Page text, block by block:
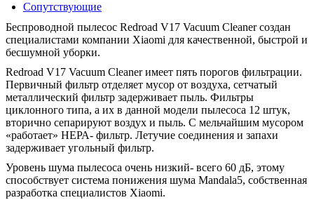
Сопутствующие
Беспроводной пылесос Redroad V17 Vacuum Cleaner создан
специалистами компании Xiaomi для качественной, быстрой и
бесшумной уборки.
Redroad V17 Vacuum Cleaner имеет пять порогов фильтрации.
Первичный фильтр отделяет мусор от воздуха, сетчатый
металлический фильтр задерживает пыль. Фильтры
циклонного типа, а их в данной модели пылесоса 12 штук,
вторично сепарируют воздух и пыль. С мельчайшим мусором
«работает» НЕРА- фильтр. Летучие соединения и запахи
задерживает угольный фильтр.
Уровень шума пылесоса очень низкий- всего 60 дБ, этому
способствует система понижения шума Mandala5, собственная
разработка специалистов Xiaomi.